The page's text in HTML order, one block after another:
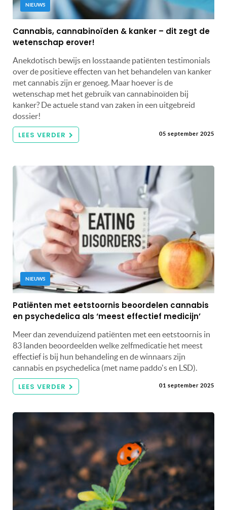
NIEUWS
Cannabis, cannabinoïden & kanker – dit zegt de
wetenschap erover!
Anekdotisch bewijs en losstaande patiënten testimonials
over de positieve effecten van het behandelen van kanker
met cannabis zijn er genoeg. Maar hoever is de
wetenschap met het gebruik van cannabinoïden bij
kanker? De actuele stand van zaken in een uitgebreid
dossier!
LEES VERDER 05 september 2025
NIEUWS
Patiënten met eetstoornis beoordelen cannabis
en psychedelica als ‘meest effectief medicijn’
Meer dan zevenduizend patiënten met een eetstoornis in
83 landen beoordeelden welke zelfmedicatie het meest
effectief is bij hun behandeling en de winnaars zijn
cannabis en psychedelica (met name paddo's en LSD).
LEES VERDER 01 september 2025